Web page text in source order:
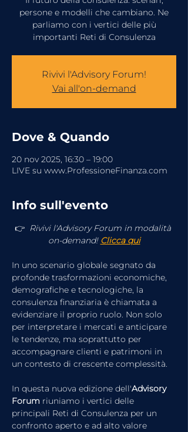
persone e modelli che cambiano. Ne
parliamo con i vertici delle più
importanti Reti di Consulenza
Rivivi l'Advisory Forum!
Vai all'on-demand
Dove & Quando
20 nov 2025, 16:30 – 19:00
LIVE su www.ProfessioneFinanza.com
Info sull'evento
👉 Rivivi l'Advisory Forum in modalità
on-demand! Clicca qui
In uno scenario globale segnato da
profonde trasformazioni economiche,
demografiche e tecnologiche, la
consulenza finanziaria è chiamata a
evidenziare il proprio ruolo. Non solo
per interpretare i mercati e anticipare
le tendenze, ma soprattutto per
accompagnare clienti e patrimoni in
un contesto di crescente complessità.
In questa nuova edizione dell'Advisory
Forum riuniamo i vertici delle
principali Reti di Consulenza per un
confronto aperto e ad alto valore